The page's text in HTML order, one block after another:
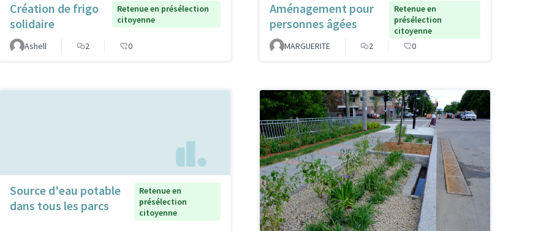
Création de frigo
solidaire
Retenue en présélection
citoyenne
Ashell 2 0
Aménagement pour
personnes âgées
Retenue en
présélection
citoyenne
MARGUERITE
2 0
Source d'eau potable
dans tous les parcs
Retenue en
présélection
citoyenne